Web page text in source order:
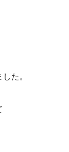
た。